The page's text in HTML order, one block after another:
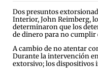
Dos presuntos
Interior, John Reimberg,
determinaron que los
de dinero para no cumplir
A cambio de no atentar
Durante la intervención
extorsivo; los dispositivos